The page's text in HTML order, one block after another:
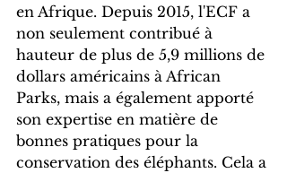
en Afrique. Depuis 2015, l'ECF a
non seulement contribué à
hauteur de plus de 5,9 millions de
dollars américains à African
Parks, mais a également apporté
son expertise en matière de
bonnes pratiques pour la
conservation des éléphants. Cela a